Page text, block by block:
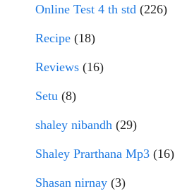
Online Test 4 th std (226)
Recipe (18)
Reviews (16)
Setu (8)
shaley nibandh (29)
Shaley Prarthana Mp3 (16)
Shasan nirnay (3)